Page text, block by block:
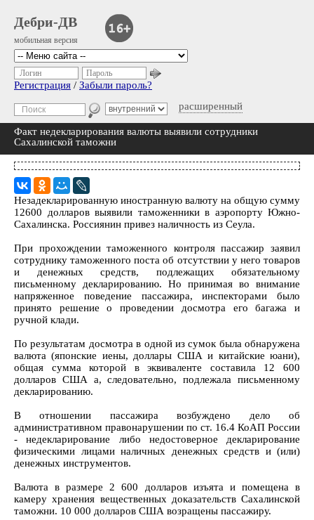
Дебри-ДВ
мобильная версия
расширенный
Логин Пароль
Регистрация / Забыли пароль?
Факт недекларирования валюты выявили сотрудники
Сахалинской таможни
Незадекларированную иностранную валюту на общую сумму
12600 долларов выявили таможенники в аэропорту Южно-
Сахалинска. Россиянин привез наличность из Сеула.
При прохождении таможенного контроля пассажир заявил
сотруднику таможенного поста об отсутствии у него товаров
и денежных средств, подлежащих обязательному
письменному декларированию. Но принимая во внимание
напряженное поведение пассажира, инспекторами было
принято решение о проведении досмотра его багажа и
ручной клади.
По результатам досмотра в одной из сумок была обнаружена
валюта (японские иены, доллары США и китайские юани),
общая сумма которой в эквиваленте составила 12 600
долларов США а, следовательно, подлежала письменному
декларированию.
В отношении пассажира возбуждено дело об
административном правонарушении по ст. 16.4 КоАП России
- недекларирование либо недостоверное декларирование
физическими лицами наличных денежных средств и (или)
денежных инструментов.
Валюта в размере 2 600 долларов изъята и помещена в
камеру хранения вещественных доказательств Сахалинской
таможни. 10 000 долларов США возращены пассажиру.